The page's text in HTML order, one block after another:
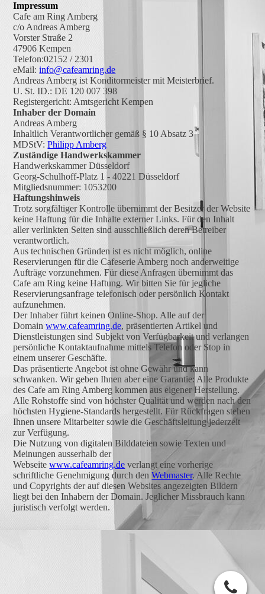
Impressum
Cafe am Ring Amberg
c/o Andreas Amberg
Vorster Straße 2
47906 Kempen
Telefon:02152 / 2301
eMail:info@cafeamring.de
Andreas Amberg ist Konditormeister mit Meisterbrief.
U. St. ID.: DE 120 007 398
Registergericht: Amtsgericht Kempen
Inhaber der Domain
Andreas Amberg
Inhaltlich Verantwortlicher gemäß § 10 Absatz 3
MDStV:Philipp Amberg
Zuständige Handwerkskammer
Handwerkskammer Düsseldorf
Georg-Schulhoff-Platz 1 - 40221 Düsseldorf
Mitgliedsnummer: 1053200
Haftungshinweis
Trotz sorgfältiger Kontrolle übernimmt der Besitzer der Website
keine Haftung für die Inhalte externer Links. Für den Inhalt
aller verlinkten Seiten sind ausschließlich deren Betreiber
verantwortlich.
Aus technischen Gründen ist es nicht möglich, online
Reservierungen für die Cafeserie Amberg noch anderweitige
Aufträge vorzunehmen. Für diese Anfragen übernimmt das
Cafe am Ring keine Haftung. Wir bitten Sie für jegliche
Reservierungsanfrage telefonisch oder persönlich Kontakt
aufzunehmen.
Der Inhaber führt keinen Online-Shop. Alle auf der
Domainwww.cafeamring.de, präsentierten Artikel und
Dienstleistungen sind Subjekt von Verfügbarkeit und verlangen
persönliche Kontaktaufnahme mittels Telefon oder Stop in
einem unserer Geschäfte.
Das präsentierte Angebot ist ohne Gewähr und kann
schwanken. Wir geben Ihnen aber eine Garantie: Alle Produkte
des Cafe am Ring Amberg kommen aus eigener Herstellung.
Alle Rohstoffe sind von höchster Qualität und werden nach den
höchsten Hygiene-Standards hergestellt. Für Rückfragen stehen
Ihnen unsere Mitarbeiter sowie die Geschäftsleitung jederzeit
zur Verfügung.
Die Nutzung von digitalen Bilddateien sowie Texten und
Meinungen ausserhalb der
Webseitewww.cafeamring.de verlangt eine vorherige
schriftliche Genehmigung durch denWebmaster. Alle Rechte
und Copyrights der auf diesen Websites angezeigten Bildern
liegt bei den Inhabern der Domain. Jeglicher Missbrauch kann
juristisch verfolgt werden.